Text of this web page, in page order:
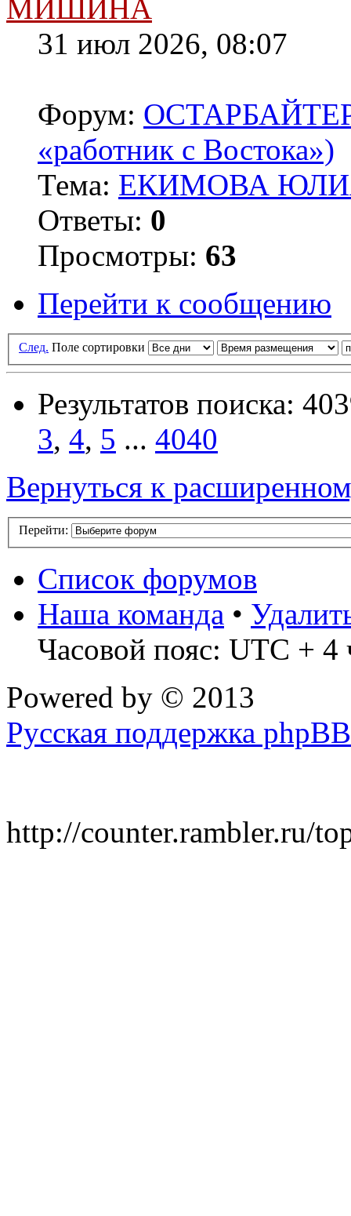
МИШИНА
31 июл 2026, 08:07
Форум:
«работник с Востока»)
Тема: ЕКИМОВА
Ответы: 0
Просмотры: 63
Перейти к сообщению
След. Поле сортировки
Результатов поиска:
3, 4, 5 ... 4040
Вернуться к
Перейти:
Список форумов
Наша команда •
Часовой пояс: UTC + 4
Powered by © 2013
Русская поддержка phpBB
http://counter.rambler.ru/